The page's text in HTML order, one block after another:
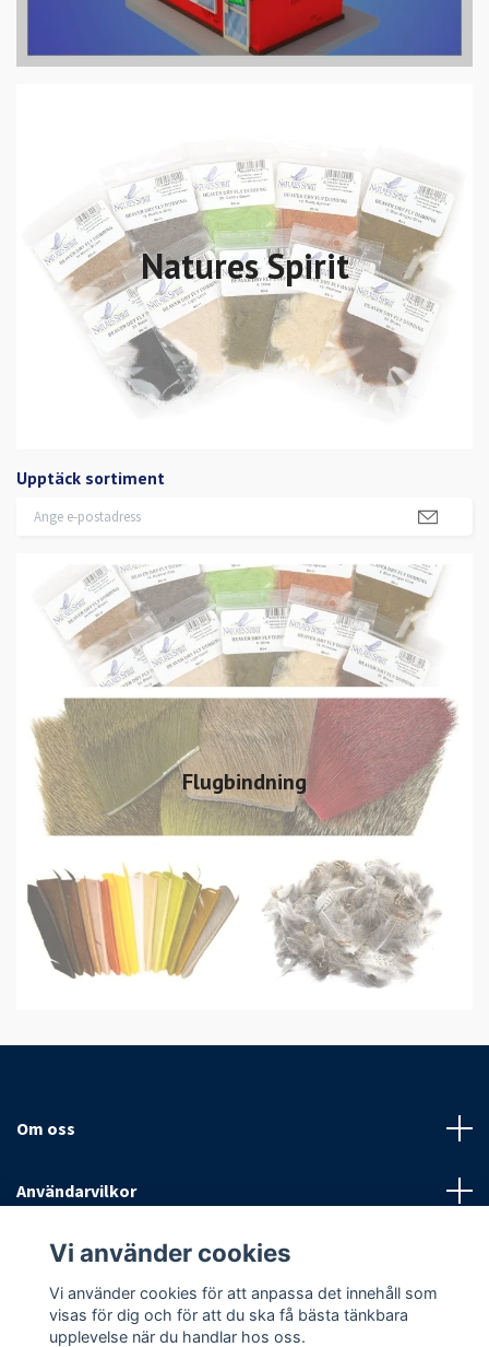
Natures Spirit
Upptäck sortiment
Flugbindning
Om oss
Användarvilkor
Sociala medier
Vi använder cookies
Vi använder cookies för att anpassa det innehåll som
visas för dig och för att du ska få bästa tänkbara
upplevelse när du handlar hos oss.